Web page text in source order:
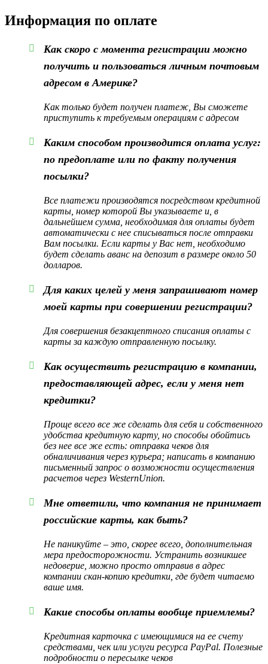
Информация по оплате
Как скоро с момента регистрации можно
получить и пользоваться личным почтовым
адресом в Америке?
Как только будет получен платеж, Вы сможете
приступить к требуемым операциям с адресом
Каким способом производится оплата услуг:
по предоплате или по факту получения
посылки?
Все платежи производятся посредством кредитной
карты, номер которой Вы указываете и, в
дальнейшем сумма, необходимая для оплаты будет
автоматически с нее списываться после отправки
Вам посылки. Если карты у Вас нет, необходимо
будет сделать аванс на депозит в размере около 50
долларов.
Для каких целей у меня запрашивают номер
моей карты при совершении регистрации?
Для совершения безакцептного списания оплаты с
карты за каждую отправленную посылку.
Как осуществить регистрацию в компании,
предоставляющей адрес, если у меня нет
кредитки?
Проще всего все же сделать для себя и собственного
удобства кредитную карту, но способы обойтись
без нее все же есть: отправка чеков для
обналичивания через курьера; написать в компанию
письменный запрос о возможности осуществления
расчетов через WesternUnion.
Мне ответили, что компания не принимает
российские карты, как быть?
Не паникуйте – это, скорее всего, дополнительная
мера предосторожности. Устранить возникшее
недоверие, можно просто отправив в адрес
компании скан-копию кредитки, где будет читаемо
ваше имя.
Какие способы оплаты вообще приемлемы?
Кредитная карточка с имеющимися на ее счету
средствами, чек или услуги ресурса PayPal. Полезные
подробности о пересылке чеков